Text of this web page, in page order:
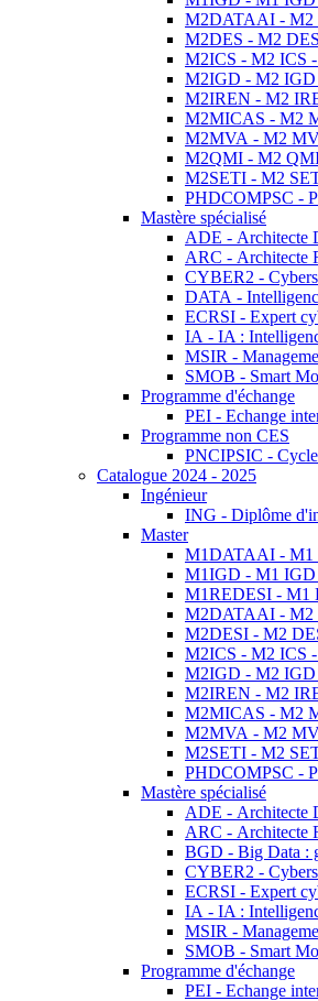
M2DATAAI - M2
M2DES - M2
M2ICS - M2 ICS -
M2IGD - M2 IGD
M2IREN - M2
M2MICAS - M2
M2MVA - M2
M2QMI - M2 QMI
M2SETI - M2
PHDCOMPSC -
Mastère spécialisé
ADE - Architecte
ARC - Architecte
CYBER2 -
DATA -
ECRSI - Expert
IA - IA :
MSIR -
SMOB - Smart
Programme d'échange
PEI - Echange
Programme non CES
PNCIPSIC -
Catalogue 2024 - 2025
Ingénieur
ING - Diplôme
Master
M1DATAAI - M1
M1IGD - M1 IGD
M1REDESI - M1
M2DATAAI - M2
M2DESI - M2
M2ICS - M2 ICS -
M2IGD - M2 IGD
M2IREN - M2
M2MICAS - M2
M2MVA - M2
M2SETI - M2
PHDCOMPSC -
Mastère spécialisé
ADE - Architecte
ARC - Architecte
BGD - Big Data :
CYBER2 -
ECRSI - Expert
IA - IA :
MSIR -
SMOB - Smart
Programme d'échange
PEI - Echange